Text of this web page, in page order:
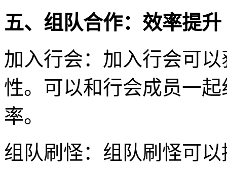
五、组队合作：效率提升
加入行会：加入行会可
性。可以和行会成员一
率。
组队刷怪：组队刷怪可